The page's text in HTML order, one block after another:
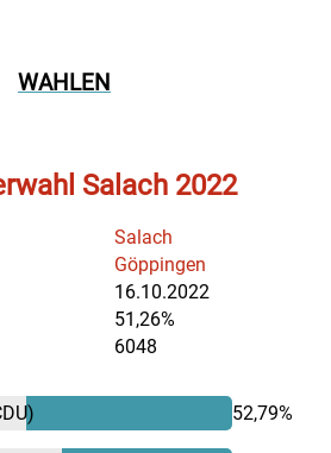
WAHLEN
Salach 2022
Salach
Göppingen
16.10.2022
51,26%
6048
52,79%